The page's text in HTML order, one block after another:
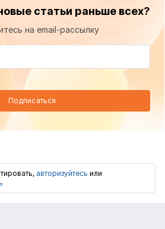
статьи раньше всех?
на email-рассылку
Подписаться
авторизуйтесь или